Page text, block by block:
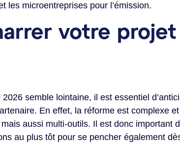
les microentreprises pour l’émission.
votre
semble lointaine, il est essentiel
En effet, la réforme est complexe
aussi multi-outils. Il est donc important
au plus tôt pour se pencher également